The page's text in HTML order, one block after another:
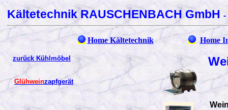
Kältetechnik RAUSCHENBACH GmbH-
Home Kältetechnik Home
zurück Kühlmöbel
Glühweinzapfgerät